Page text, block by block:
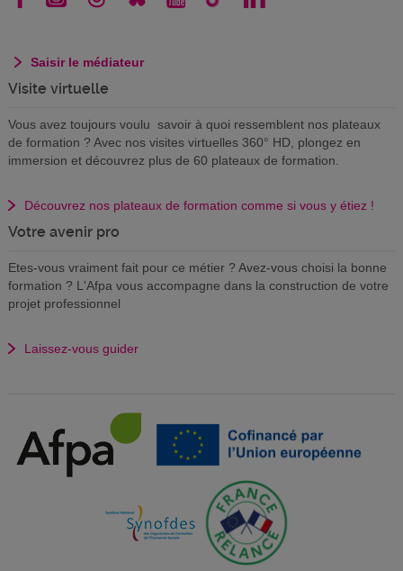
Saisir le médiateur
Visite virtuelle
Vous avez toujours voulu savoir à quoi ressemblent nos plateaux
de formation ? Avec nos visites virtuelles 360° HD, plongez en
immersion et découvrez plus de 60 plateaux de formation.
Découvrez nos plateaux de formation comme si vous y étiez !
Votre avenir pro
Etes-vous vraiment fait pour ce métier ? Avez-vous choisi la bonne
formation ? L'Afpa vous accompagne dans la construction de votre
projet professionnel
Laissez-vous guider